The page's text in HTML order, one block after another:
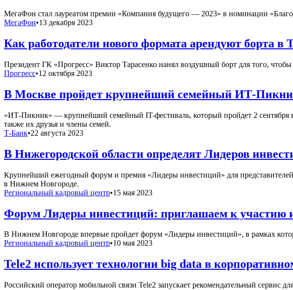
МегаФон стал лауреатом премии «Компания будущего — 2023» в номинации
МегаФон•13 декабря 2023
Как работодатели нового формата арендуют борта
Президент ГК «Прогресс» Виктор Тарасенко нанял воздушный борт для того,
Прогресс•12 октября 2023
В Москве пройдет крупнейший семейный ИТ-
«ИТ-Пикник» — крупнейший семейный IT-фестиваль, который пройдет 2 сентября
также их друзья и члены семей.
Т-Банк•22 августа 2023
В Нижегородской области определят Лидеров
Крупнейший ежегодный форум и премия «Лидеры инвестиций» для представителей
в Нижнем Новгороде.
Региональный кадровый центр•15 мая 2023
Форум Лидеры инвестиций: приглашаем к участию
В Нижнем Новгороде впервые пройдет форум «Лидеры инвестиций», в рамках
Региональный кадровый центр•10 мая 2023
Tele2 использует технологии big data в
Российский оператор мобильной связи Tele2 запускает рекомендательный сервис